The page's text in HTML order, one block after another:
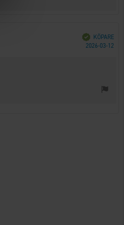
Bekräftad
KÖPARE
2026-03-12